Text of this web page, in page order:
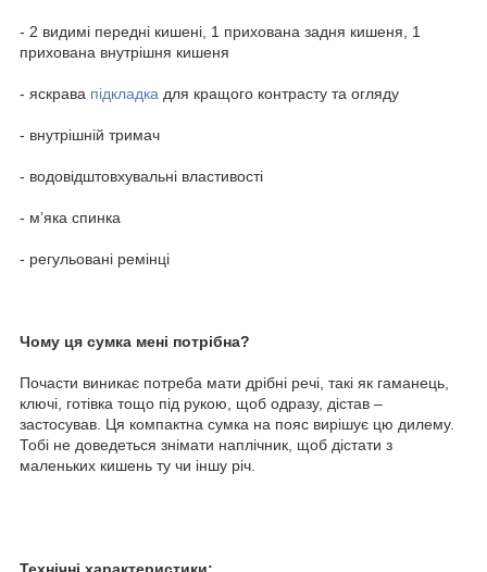
- 2 видимі передні кишені, 1 прихована задня кишеня, 1
прихована внутрішня кишеня
- яскрава підкладка для кращого контрасту та огляду
- внутрішній тримач
- водовідштовхувальні властивості
- м’яка спинка
- регульовані ремінці
Чому ця сумка мені потрібна?
Почасти виникає потреба мати дрібні речі, такі як гаманець,
ключі, готівка тощо під рукою, щоб одразу, дістав –
застосував. Ця компактна сумка на пояс вирішує цю дилему.
Тобі не доведеться знімати наплічник, щоб дістати з
маленьких кишень ту чи іншу річ.
Технічні характеристики: